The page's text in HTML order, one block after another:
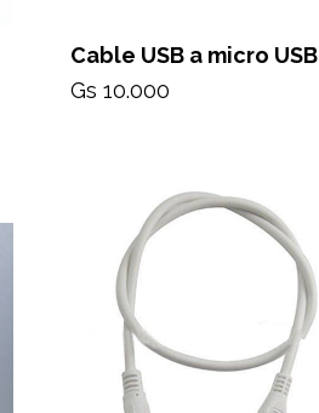
Cable USB a micro USB
Gs 10.000